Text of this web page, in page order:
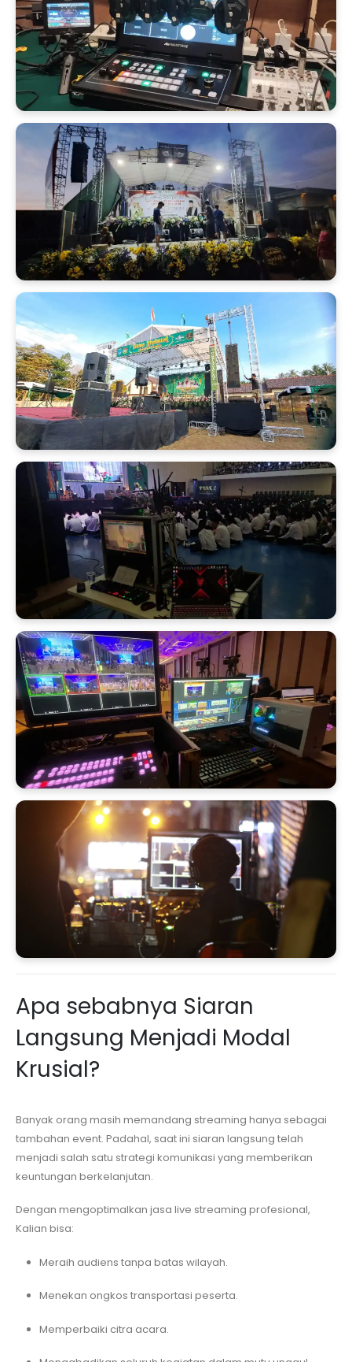
Apa sebabnya Siaran
Langsung Menjadi Modal
Krusial?
Banyak orang masih memandang streaming hanya sebagai
tambahan event. Padahal, saat ini siaran langsung telah
menjadi salah satu strategi komunikasi yang memberikan
keuntungan berkelanjutan.
Dengan mengoptimalkan jasa live streaming profesional,
Kalian bisa:
Meraih audiens tanpa batas wilayah.
Menekan ongkos transportasi peserta.
Memperbaiki citra acara.